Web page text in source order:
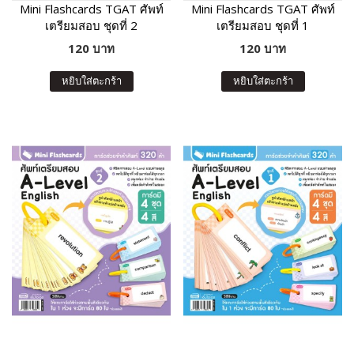
Mini Flashcards TGAT ศัพท์
เตรียมสอบ ชุดที่ 2
120 บาท
หยิบใส่ตะกร้า
Mini Flashcards TGAT ศัพท์
เตรียมสอบ ชุดที่ 1
120 บาท
หยิบใส่ตะกร้า